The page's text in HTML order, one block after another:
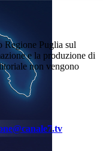
Regione Puglia sul
e la produzione di
non vengono